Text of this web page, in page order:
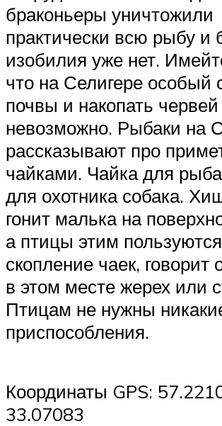
браконьеры уничтожили
практически всю рыбу и
изобилия уже нет.
что на Селигере особый
почвы и накопать червей
невозможно. Рыбаки на
рассказывают про
чайками. Чайка для
для охотника собака.
гонит малька на
а птицы этим
скопление чаек, говорит
в этом месте жерех или
Птицам не нужны
приспособления.
Координаты GPS:
33.07083